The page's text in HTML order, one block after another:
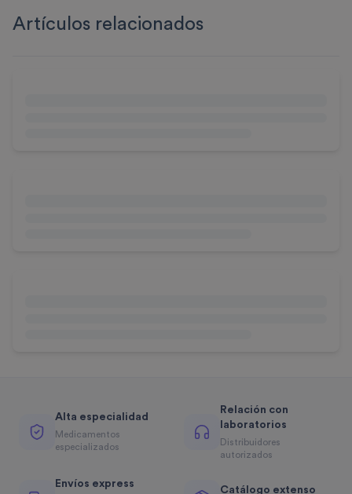
Artículos relacionados
Alta especialidad
Medicamentos
especializados
Relación con
laboratorios
Distribuidores
autorizados
Envíos express
Catálogo extenso